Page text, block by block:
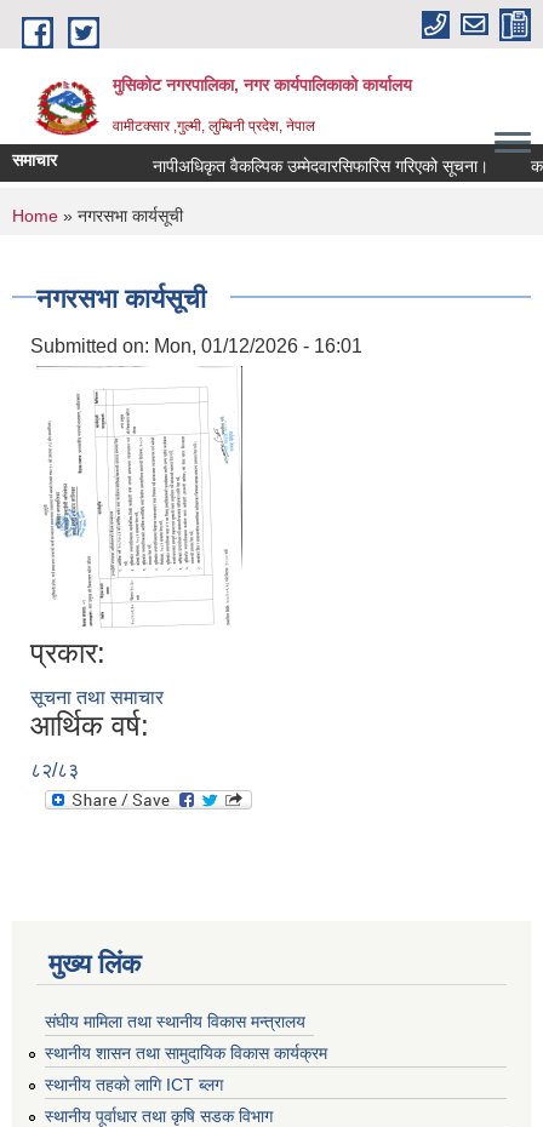
Skip to main content
मुसिकोट नगरपालिका, नगर कार्यपालिकाकाे कार्यालय
वामीटक्सार ,गुल्मी, लुम्बिनी प्रदेश, नेपाल
समाचार नापीअधिकृत वैकल्पिक उम्मेदवारसिफारिस गरिएको सूचना।
You are here
Home » नगरसभा कार्यसूची
नगरसभा कार्यसूची
Submitted on: Mon, 01/12/2026 - 16:01
प्रकार:
सूचना तथा समाचार
आर्थिक वर्ष:
८२/८३
मुख्य लिंक
संघीय मामिला तथा स्थानीय विकास मन्त्रालय
स्थानीय शासन तथा सामुदायिक विकास कार्यक्रम
स्थानीय तहको लागि ICT ब्लग
स्थानीय पूर्वाधार तथा कृषि सडक विभाग